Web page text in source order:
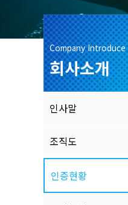
Company Introduce
회사소개
인사말
조직도
인증현황